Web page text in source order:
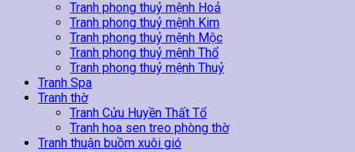
Tranh phong thuỷ mệnh Hoả
Tranh phong thuỷ mệnh Kim
Tranh phong thuỷ mệnh Mộc
Tranh phong thuỷ mệnh Thổ
Tranh phong thuỷ mệnh Thuỷ
Tranh Spa
Tranh thờ
Tranh Cửu Huyền Thất Tổ
Tranh hoa sen treo phòng thờ
Tranh thuận buồm xuôi gió